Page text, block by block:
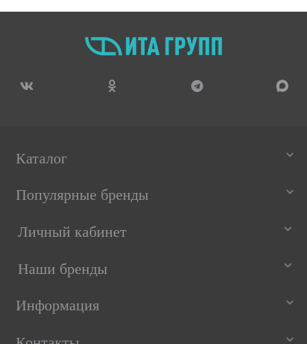
Каталог
Популярные бренды
Личный кабинет
Наши бренды
Информация